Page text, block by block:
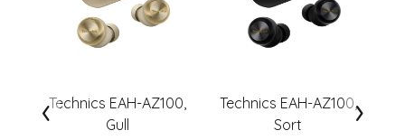
Technics EAH-AZ100,
Gull
Technics EAH-AZ100,
Sort
‹ ›